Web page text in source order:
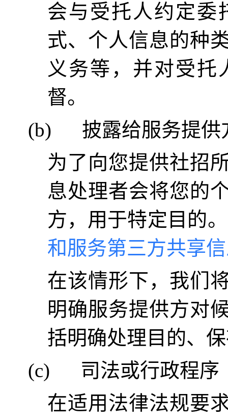
会与受托人约定委
式、个人信息的种
义务等，并对受托
督。
(b)
披露给服务提供
为了向您提供社招
息处理者会将您的
方，用于特定目的
和服务第三方共享
在该情形下，我们
明确服务提供方对
括明确处理目的、
(c)
司法或行政程序
在适用法律法规要